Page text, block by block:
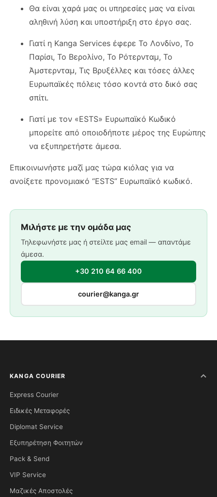
Θα είναι χαρά μας οι υπηρεσίες μας να είναι
αληθινή λύση και υποστήριξη στο έργο σας.
Γιατί η Kanga Services έφερε Το Λονδίνο, Το
Παρίσι, Το Βερολίνο, Το Ρότερνταμ, Το
Άμστερνταμ, Τις Βρυξέλλες και τόσες άλλες
Ευρωπαϊκές πόλεις τόσο κοντά στο δικό σας
σπίτι.
Γιατί με τον «ESTS» Ευρωπαϊκό Κωδικό
μπορείτε από οποιοδήποτε μέρος της Ευρώπης
να εξυπηρετήστε άμεσα.
Επικοινωνήστε μαζί μας τώρα κιόλας για να
ανοίξετε προνομιακό “ESTS” Ευρωπαϊκό κωδικό.
Μιλήστε με την ομάδα μας
Τηλεφωνήστε μας ή στείλτε μας email — απαντάμε
άμεσα.
+30 210 64 66 400
courier@kanga.gr
KANGA COURIER
Express Courier
Ειδικές Μεταφορές
Diplomat Service
Εξυπηρέτηση Φοιτητών
Pack & Send
VIP Service
Μαζικές Αποστολές